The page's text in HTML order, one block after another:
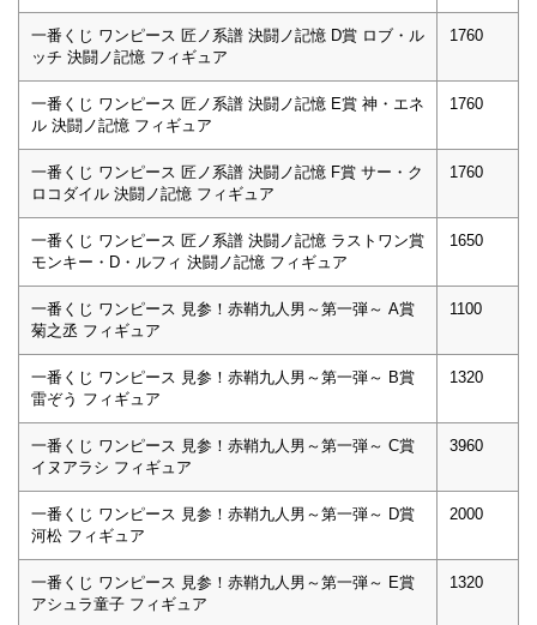
一番くじ ワンピース 匠ノ系譜 決闘ノ記憶 D賞 ロブ・ル
ッチ 決闘ノ記憶 フィギュア
1760
一番くじ ワンピース 匠ノ系譜 決闘ノ記憶 E賞 神・エネ
ル 決闘ノ記憶 フィギュア
1760
一番くじ ワンピース 匠ノ系譜 決闘ノ記憶 F賞 サー・ク
ロコダイル 決闘ノ記憶 フィギュア
1760
一番くじ ワンピース 匠ノ系譜 決闘ノ記憶 ラストワン賞
モンキー・D・ルフィ 決闘ノ記憶 フィギュア
1650
一番くじ ワンピース 見参！赤鞘九人男～第一弾～ A賞
菊之丞 フィギュア
1100
一番くじ ワンピース 見参！赤鞘九人男～第一弾～ B賞
雷ぞう フィギュア
1320
一番くじ ワンピース 見参！赤鞘九人男～第一弾～ C賞
イヌアラシ フィギュア
3960
一番くじ ワンピース 見参！赤鞘九人男～第一弾～ D賞
河松 フィギュア
2000
一番くじ ワンピース 見参！赤鞘九人男～第一弾～ E賞
アシュラ童子 フィギュア
1320